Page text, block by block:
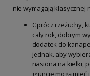
nie wymagają klasycznej
Oprócz rzeżuchy,
cały rok, dobrym
dodatek do
jednak, aby
nasiona na kiełki,
gruncie mogą